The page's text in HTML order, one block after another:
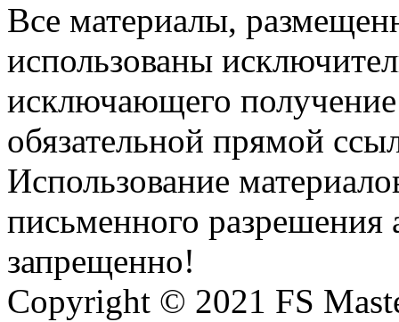
Все материалы,
использованы
исключающего
обязательной прямой
Использование
письменного разрешения
запрещенно!
Copyright © 2021 FS